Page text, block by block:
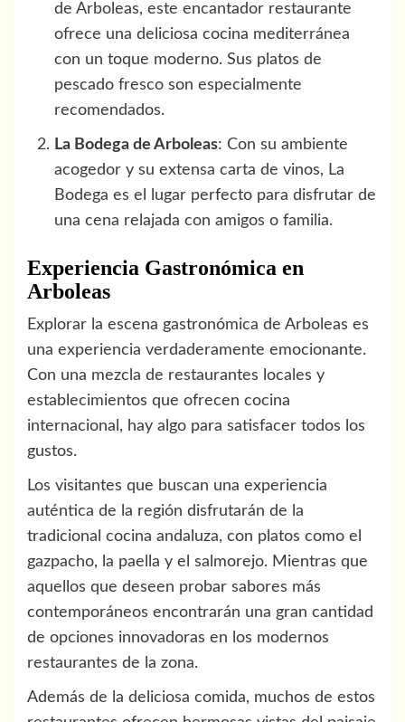
de Arboleas, este encantador restaurante
ofrece una deliciosa cocina mediterránea
con un toque moderno. Sus platos de
pescado fresco son especialmente
recomendados.
La Bodega de Arboleas: Con su ambiente
acogedor y su extensa carta de vinos, La
Bodega es el lugar perfecto para disfrutar de
una cena relajada con amigos o familia.
Experiencia Gastronómica en
Arboleas
Explorar la escena gastronómica de Arboleas es
una experiencia verdaderamente emocionante.
Con una mezcla de restaurantes locales y
establecimientos que ofrecen cocina
internacional, hay algo para satisfacer todos los
gustos.
Los visitantes que buscan una experiencia
auténtica de la región disfrutarán de la
tradicional cocina andaluza, con platos como el
gazpacho, la paella y el salmorejo. Mientras que
aquellos que deseen probar sabores más
contemporáneos encontrarán una gran cantidad
de opciones innovadoras en los modernos
restaurantes de la zona.
Además de la deliciosa comida, muchos de estos